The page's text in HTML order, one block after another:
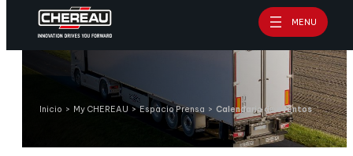
Saltar
contenido
MENU
Inicio > My CHEREAU > Espacio Prensa > Calendario de eventos